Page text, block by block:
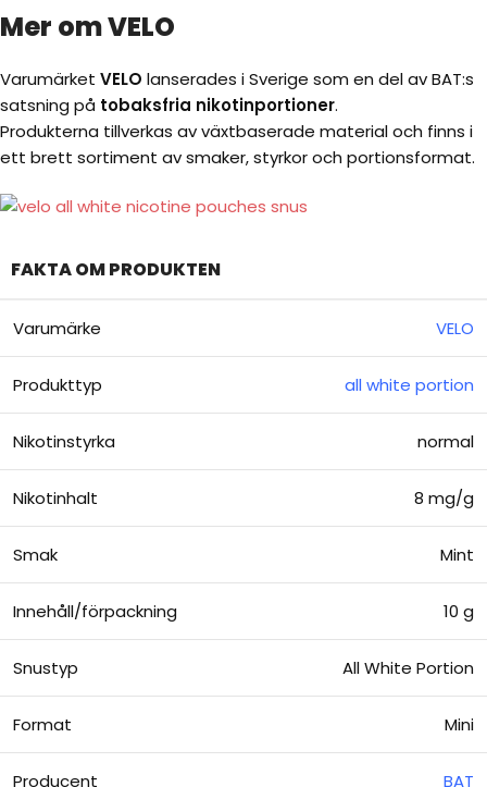
Mer om VELO
Varumärket VELO lanserades i Sverige som en del av BAT:s
satsning på tobaksfria nikotinportioner.
Produkterna tillverkas av växtbaserade material och finns i
ett brett sortiment av smaker, styrkor och portionsformat.
FAKTA OM PRODUKTEN
Varumärke VELO
Produkttyp all white portion
Nikotinstyrka normal
Nikotinhalt 8 mg/g
Smak Mint
Innehåll/förpackning 10 g
Snustyp All White Portion
Format Mini
Producent BAT